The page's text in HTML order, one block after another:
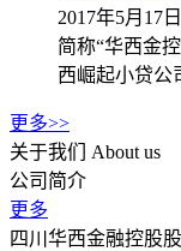
2017年5月17
简称“华西金
西崛起小贷公
更多>>
关于我们
About us
公司简介
更多
四川华西金融控股